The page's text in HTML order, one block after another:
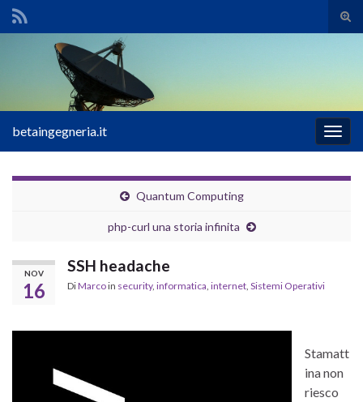
il
Search for:
la
betaingegneria.it
Quantum Computing
php-curl una storia infinita
NOV
16
SSH headache
DiMarcoin security, informatica internet Sistemi Operativi
Stamatt
ina non
riesco